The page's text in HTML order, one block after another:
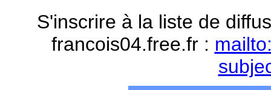
S'inscrire à la liste de
francois04.free.fr :